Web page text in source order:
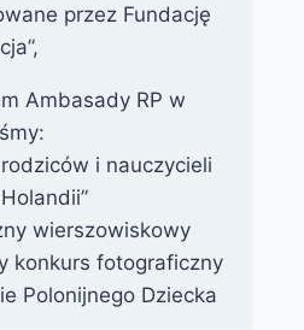
przez Fundację
Ambasady RP w
i nauczycieli
wierszowiskowy
konkurs fotograficzny
Polonijnego Dziecka